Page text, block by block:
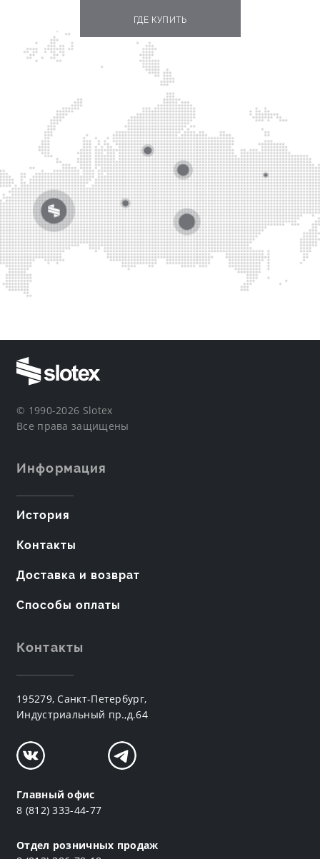
ГДЕ КУПИТЬ
© 1990-2026 Slotex
Все права защищены
Информация
История
Контакты
Доставка и возврат
Способы оплаты
Контакты
195279, Санкт-Петербург,
Индустриальный пр.,д.64
Главный офис
8 (812) 333-44-77
Отдел розничных продаж